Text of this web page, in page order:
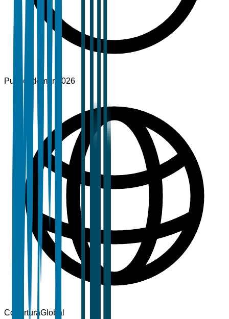
Publicado mar 2026
CoberturaGlobal